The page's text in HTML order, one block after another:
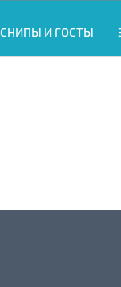
СНИПЫ И ГОСТЫ